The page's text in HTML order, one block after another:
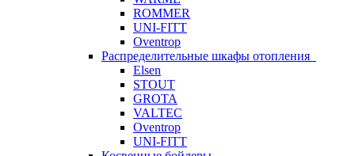
ROMMER
UNI-FITT
Oventrop
Распределительные шкафы отопления
Elsen
STOUT
GROTA
VALTEC
Oventrop
UNI-FITT